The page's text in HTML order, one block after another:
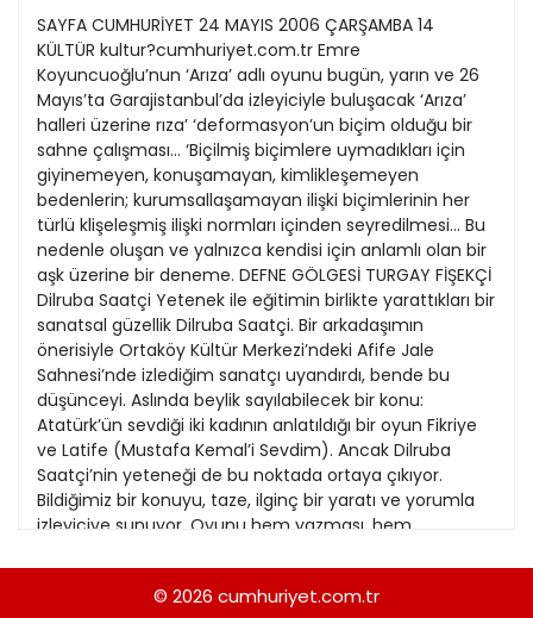
Evleniyoruz
Güney Dogu
Kitap Eki
Özel Ekler
Özel Okullar
Sevgililer Günü
Siyaset Eki
Sürdürülebilir yaşam
Turizm Eki
Yerel Yönetimler
1991
1990
1989
1988
1987
1986
1985
1984
1983
1982
1981
1980
19
20
21
22
23
24
25
26
27
28
29
30
31
11
12
13
14
15
16
17
18
19
20
SAYFA CUMHURİYET 24 MAYIS 2006 ÇARŞAMBA 14
KÜLTÜR kultur?cumhuriyet.com.tr Emre
Koyuncuoğlu’nun ‘Arıza’ adlı oyunu bugün, yarın ve 26
Mayıs’ta Garajistanbul’da izleyiciyle buluşacak ‘Arıza’
halleri üzerine rıza’ ‘deformasyon’un biçim olduğu bir
sahne çalışması... ‘Biçilmiş biçimlere uymadıkları için
giyinemeyen, konuşamayan, kimlikleşemeyen
bedenlerin; kurumsallaşamayan ilişki biçimlerinin her
türlü klişeleşmiş ilişki normları içinden seyredilmesi... Bu
nedenle oluşan ve yalnızca kendisi için anlamlı olan bir
aşk üzerine bir deneme. DEFNE GÖLGESİ TURGAY FİŞEKÇİ
Dilruba Saatçi Yetenek ile eğitimin birlikte yarattıkları bir
sanatsal güzellik Dilruba Saatçi. Bir arkadaşımın
önerisiyle Ortaköy Kültür Merkezi’ndeki Afife Jale
Sahnesi’nde izlediğim sanatçı uyandırdı, bende bu
düşünceyi. Aslında beylik sayılabilecek bir konu:
Atatürk’ün sevdiği iki kadının anlatıldığı bir oyun Fikriye
ve Latife (Mustafa Kemal’i Sevdim). Ancak Dilruba
Saatçi’nin yeteneği de bu noktada ortaya çıkıyor.
Bildiğimiz bir konuyu, taze, ilginç bir yaratı ve yorumla
izleyiciye sunuyor. Oyunu hem yazması, hem
gösteriyor sanatçı. İster istemez bir merak uyandırıyor
sanatçının geçmişi: Almanya’ya göç etmiş bir ailenin
© 2026 cumhuriyet.com.tr